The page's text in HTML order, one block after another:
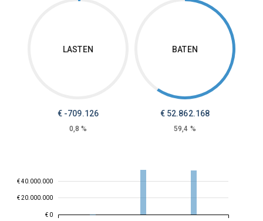
LASTEN
€ -709.126
0,8 %
BATEN
€ 52.862.168
59,4 %
€ 0
€ 20.000.000
€ 40.000.000